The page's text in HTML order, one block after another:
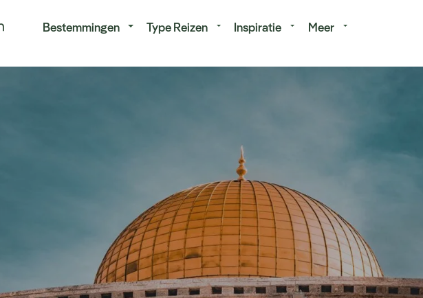
Bestemmingen Type Reizen Inspiratie Meer